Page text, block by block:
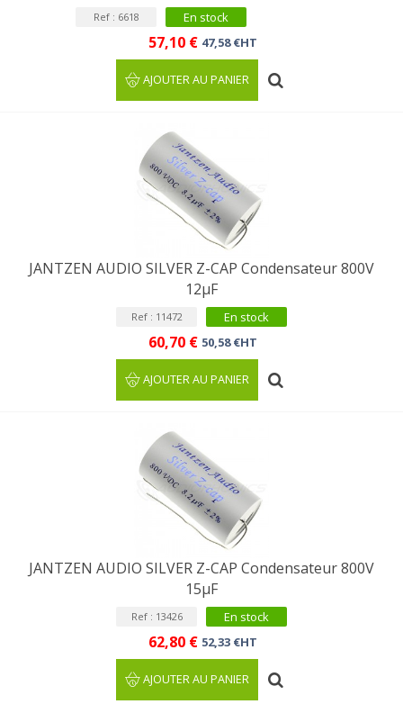
Ref : 6618 En stock
57,10 € 47,58 €HT
AJOUTER AU PANIER
JANTZEN AUDIO SILVER Z-CAP Condensateur 800V
12µF
Ref : 11472 En stock
60,70 € 50,58 €HT
AJOUTER AU PANIER
JANTZEN AUDIO SILVER Z-CAP Condensateur 800V
15µF
Ref : 13426 En stock
62,80 € 52,33 €HT
AJOUTER AU PANIER